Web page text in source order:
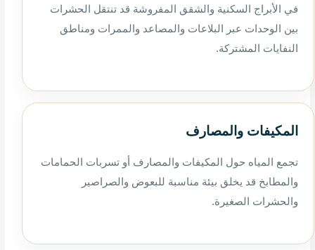
في الأبراج السكنية والشقق المفروشة قد تنتقل الحشرات
بين الوحدات عبر البلاعات والمصاعد والممرات ومناطق
النفايات المشتركة.
المكيفات والمصارف
تجمع المياه حول المكيفات والمصارف أو تسربات الحمامات
والمطابخ قد يخلق بيئة مناسبة للبعوض والصراصير
والحشرات الصغيرة.